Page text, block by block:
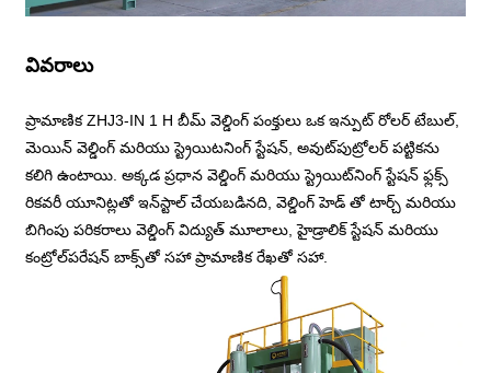
వివరాలు
ప్రామాణిక ZHJ3-IN 1 H బీమ్ వెల్డింగ్ పంక్తులు ఒక ఇన్పుట్ రోలర్ టేబుల్,
మెయిన్ వెల్డింగ్ మరియు స్ట్రెయిటనింగ్ స్టేషన్, అవుట్‌పుట్రోలర్ పట్టికను
కలిగి ఉంటాయి. అక్కడ ప్రధాన వెల్డింగ్ మరియు స్ట్రెయిట్‌నింగ్ స్టేషన్ ఫ్లక్స్
రికవరీ యూనిట్లతో ఇన్‌స్టాల్ చేయబడినది, వెల్డింగ్ హెడ్ తో టార్చ్ మరియు
బిగింపు పరికరాలు వెల్డింగ్ విద్యుత్ మూలాలు, హైడ్రాలిక్ స్టేషన్ మరియు
కంట్రోల్‌పరేషన్ బాక్స్‌తో సహా ప్రామాణిక రేఖతో సహా.